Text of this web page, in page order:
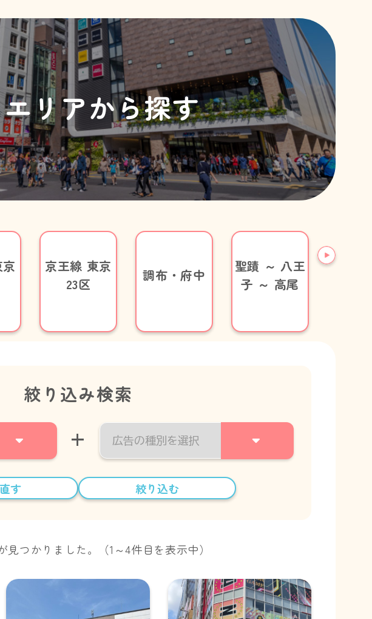
エリアから探す
京王線 東京
23区
調​布・府​中
聖​蹟 ～ 八​王​
子 ～ 高​尾
絞り込み検索
+
す 絞り込む
見つかりました。（1～4件目を表示中）